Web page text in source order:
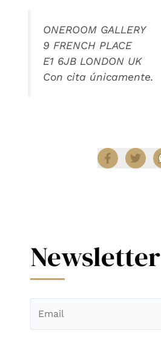
ONEROOM GALLERY
9 FRENCH PLACE
E1 6JB LONDON UK
Con cita únicamente.
Newsletter